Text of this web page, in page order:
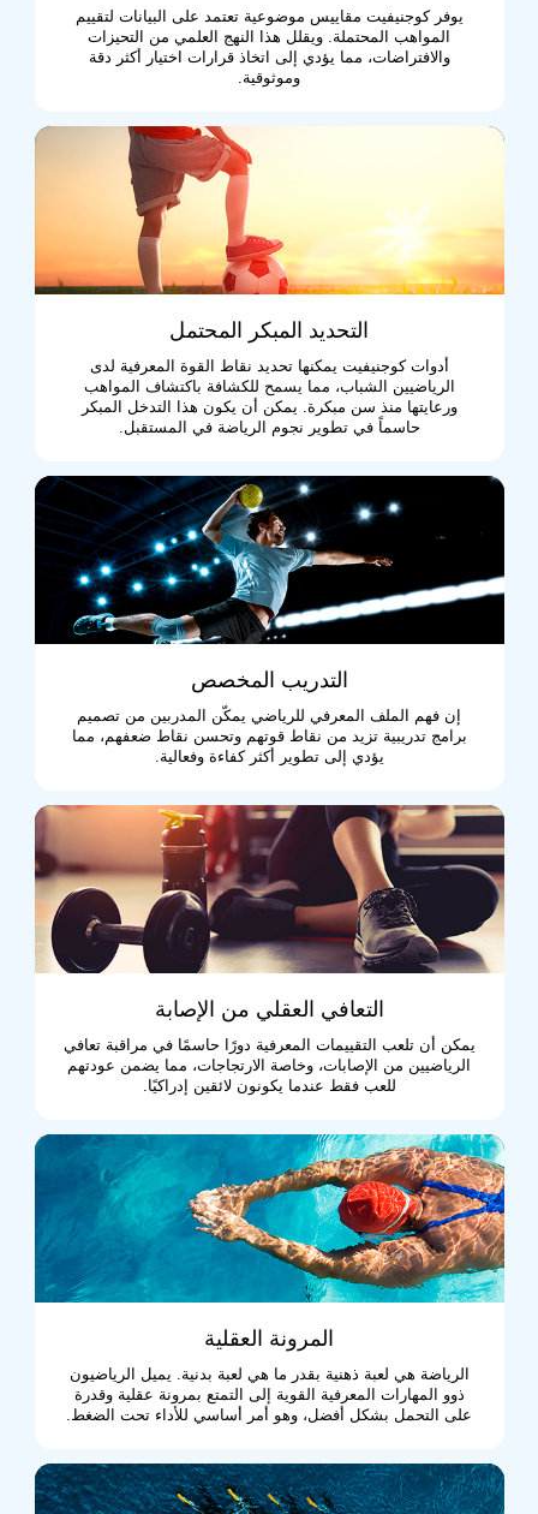
يوفر كوجنيفيت مقاييس موضوعية تعتمد على البيانات لتقييم
المواهب المحتملة. ويقلل هذا النهج العلمي من التحيزات
والافتراضات، مما يؤدي إلى اتخاذ قرارات اختيار أكثر دقة
وموثوقية.
التحديد المبكر المحتمل
أدوات كوجنيفيت يمكنها تحديد نقاط القوة المعرفية لدى
الرياضيين الشباب، مما يسمح للكشافة باكتشاف المواهب
ورعايتها منذ سن مبكرة. يمكن أن يكون هذا التدخل المبكر
حاسماً في تطوير نجوم الرياضة في المستقبل.
التدريب المخصص
إن فهم الملف المعرفي للرياضي يمكّن المدربين من تصميم
برامج تدريبية تزيد من نقاط قوتهم وتحسن نقاط ضعفهم، مما
يؤدي إلى تطوير أكثر كفاءة وفعالية.
التعافي العقلي من الإصابة
يمكن أن تلعب التقييمات المعرفية دورًا حاسمًا في مراقبة تعافي
الرياضيين من الإصابات، وخاصة الارتجاجات، مما يضمن عودتهم
للعب فقط عندما يكونون لائقين إدراكيًا.
المرونة العقلية
الرياضة هي لعبة ذهنية بقدر ما هي لعبة بدنية. يميل الرياضيون
ذوو المهارات المعرفية القوية إلى التمتع بمرونة عقلية وقدرة
على التحمل بشكل أفضل، وهو أمر أساسي للأداء تحت الضغط.